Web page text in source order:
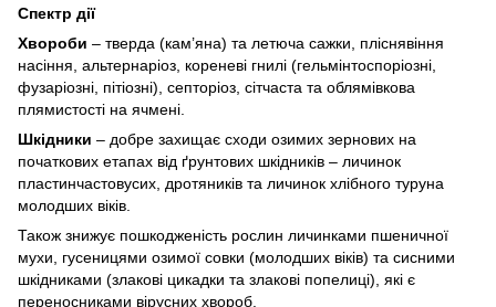
Спектр дії
Хвороби ‒ тверда (кам’яна) та летюча сажки, пліснявіння
насіння, альтернаріоз, кореневі гнилі (гельмінтоспоріозні,
фузаріозні, пітіозні), септоріоз, сітчаста та облямівкова
плямистості на ячмені.
Шкідники ‒ добре захищає сходи озимих зернових на
початкових етапах від ґрунтових шкідників – личинок
пластинчастовусих, дротяників та личинок хлібного туруна
молодших віків.
Також знижує пошкодженість рослин личинками пшеничної
мухи, гусеницями озимої совки (молодших віків) та сисними
шкідниками (злакові цикадки та злакові попелиці), які є
переносниками вірусних хвороб.